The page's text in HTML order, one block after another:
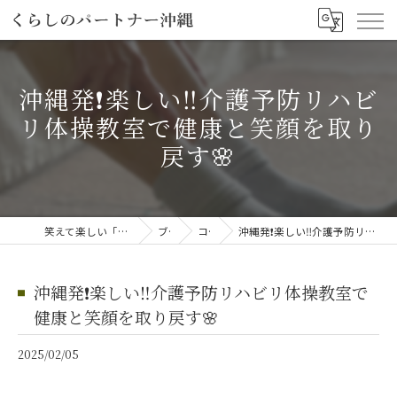
沖縄発❗️楽しい‼️介護予防リハビ
リ体操教室で健康と笑顔を取り
戻す🌸
笑えて楽しい「笑える介護予防体操教室」 ブログ コラム 沖縄発❗️楽しい‼️介護予防リハビリ体操教室で健康と笑顔を取り戻す🌸
沖縄発❗️楽しい‼️介護予防リハビリ体操教室で
健康と笑顔を取り戻す🌸
2025/02/05